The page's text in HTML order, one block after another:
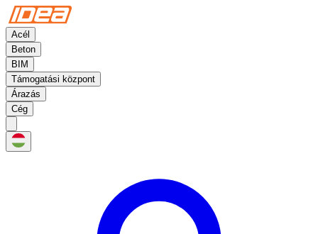
Acél
Beton
BIM
Támogatási központ
Árazás
Cég